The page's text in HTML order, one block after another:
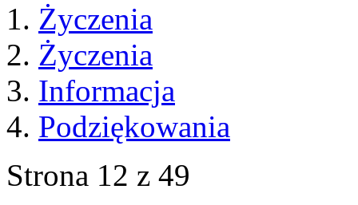
Życzenia
Życzenia
Informacja
Podziękowania
Strona 12 z 49